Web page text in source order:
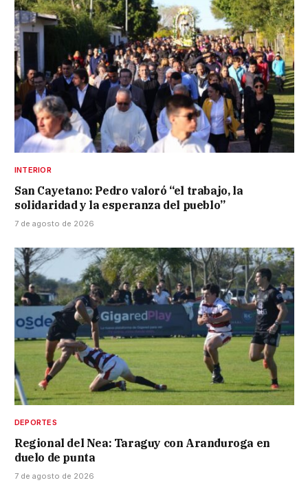
INTERIOR
San Cayetano: Pedro valoró “el trabajo, la
solidaridad y la esperanza del pueblo”
7 de agosto de 2026
DEPORTES
Regional del Nea: Taraguy con Aranduroga en
duelo de punta
7 de agosto de 2026